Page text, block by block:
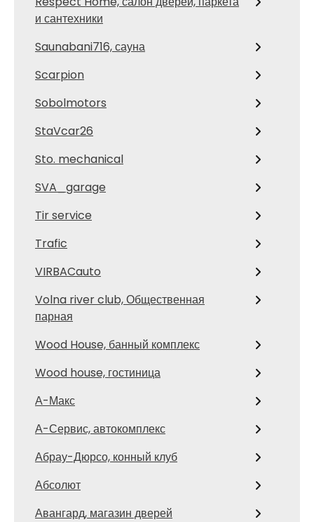
и сантехники
Saunabani716, сауна
Scarpion
Sobolmotors
StaVcar26
Sto. mechanical
SVA_garage
Tir service
Trafic
VIRBACauto
Volna river club, Общественная
парная
Wood House, банный комплекс
Wood house, гостиница
А-Макс
А-Сервис, автокомплекс
Абрау-Дюрсо, конный клуб
Абсолют
Авангард, магазин дверей